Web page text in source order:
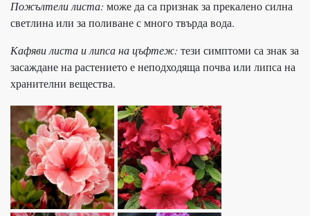
Пожълтели листа: може да са признак за прекалено силна
светлина или за поливане с много твърда вода.
Кафяви листа и липса на цъфтеж: тези симптоми са знак за
засаждане на растението е неподходяща почва или липса на
хранителни вещества.